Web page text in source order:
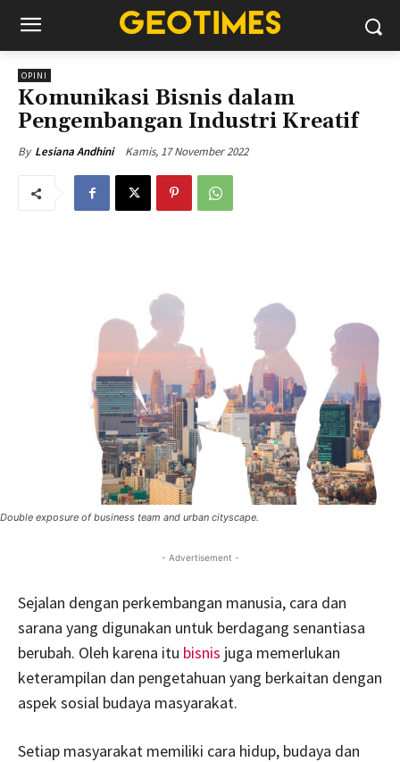
OPINI
Komunikasi Bisnis dalam
Pengembangan Industri Kreatif
By Lesiana Andhini Kamis, 17 November 2022
Double exposure of business team and urban cityscape.
- Advertisement -
Sejalan dengan perkembangan manusia, cara dan
sarana yang digunakan untuk berdagang senantiasa
berubah. Oleh karena itu bisnis juga memerlukan
keterampilan dan pengetahuan yang berkaitan dengan
aspek sosial budaya masyarakat.
Setiap masyarakat memiliki cara hidup, budaya dan